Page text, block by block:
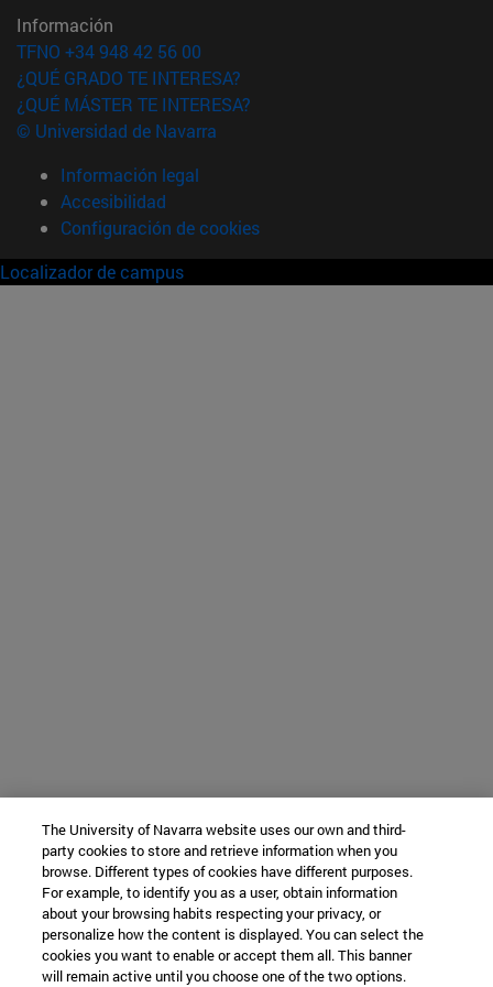
Información
TFNO +34 948 42 56 00
¿QUÉ GRADO TE INTERESA?
¿QUÉ MÁSTER TE INTERESA?
© Universidad de Navarra
Información legal
Accesibilidad
Configuración de cookies
Localizador de campus
The University of Navarra website uses our own and third-
party cookies to store and retrieve information when you
browse. Different types of cookies have different purposes.
For example, to identify you as a user, obtain information
about your browsing habits respecting your privacy, or
personalize how the content is displayed. You can select the
cookies you want to enable or accept them all. This banner
will remain active until you choose one of the two options.